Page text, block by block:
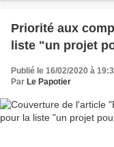
Priorité aux
liste "un projet
Publié le 16/02/2020 à
Par Le Papotier